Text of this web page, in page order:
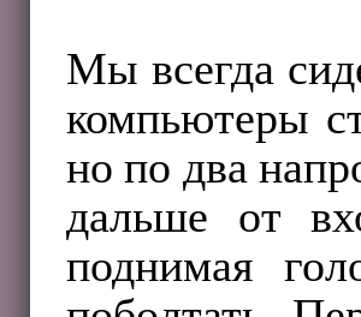
Мы всегда
компьютеры
но по два
дальше от
поднимая